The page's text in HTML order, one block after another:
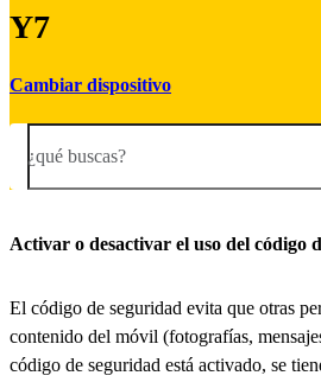
Y7
Cambiar dispositivo
¿qué buscas?
Activar o desactivar el uso del código
El código de seguridad evita que otras
contenido del móvil (fotografías,
código de seguridad está activado, se